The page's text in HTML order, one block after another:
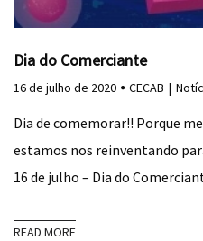
Dia do Comerciante
16 de julho de 2020 CECAB
Dia de comemorar!! Porque
estamos nos reinventando
16 de julho – Dia do
READ MORE